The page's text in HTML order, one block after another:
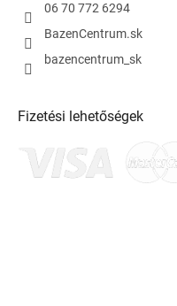
06 70 772 6294
BazenCentrum.sk
bazencentrum_sk
Fizetési lehetőségek